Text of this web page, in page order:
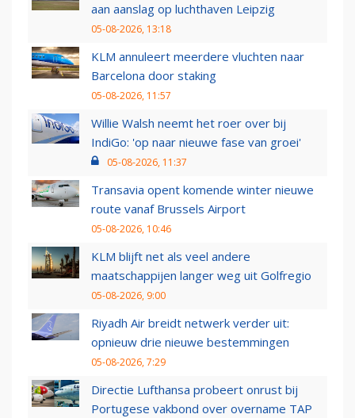
aan aanslag op luchthaven Leipzig
05-08-2026, 13:18
KLM annuleert meerdere vluchten naar
Barcelona door staking
05-08-2026, 11:57
Willie Walsh neemt het roer over bij
IndiGo: 'op naar nieuwe fase van groei'
05-08-2026, 11:37
Transavia opent komende winter nieuwe
route vanaf Brussels Airport
05-08-2026, 10:46
KLM blijft net als veel andere
maatschappijen langer weg uit Golfregio
05-08-2026, 9:00
Riyadh Air breidt netwerk verder uit:
opnieuw drie nieuwe bestemmingen
05-08-2026, 7:29
Directie Lufthansa probeert onrust bij
Portugese vakbond over overname TAP